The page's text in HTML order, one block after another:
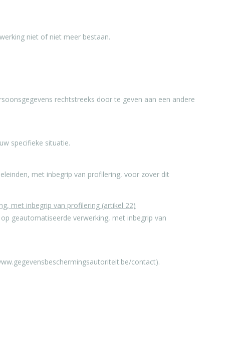
niet of niet meer bestaan.
rechtstreeks door te geven aan een andere
specifieke situatie.
met inbegrip van profilering, voor zover dit
met inbegrip van profilering (artikel 22)
geautomatiseerde verwerking, met inbegrip van
contact).